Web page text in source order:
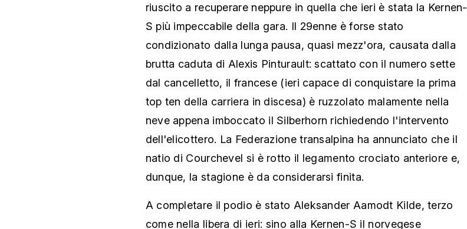
riuscito a recuperare neppure in quella che ieri è stata la Kernen-
S più impeccabile della gara. Il 29enne è forse stato
condizionato dalla lunga pausa, quasi mezz'ora, causata dalla
brutta caduta di Alexis Pinturault: scattato con il numero sette
dal cancelletto, il francese (ieri capace di conquistare la prima
top ten della carriera in discesa) è ruzzolato malamente nella
neve appena imboccato il Silberhorn richiedendo l'intervento
dell'elicottero. La Federazione transalpina ha annunciato che il
natio di Courchevel si è rotto il legamento crociato anteriore e,
dunque, la stagione è da considerarsi finita.
A completare il podio è stato Aleksander Aamodt Kilde, terzo
come nella libera di ieri: sino alla Kernen-S il norvegese